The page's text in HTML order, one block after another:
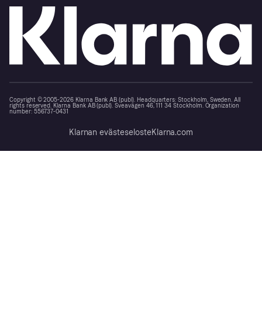
Copyright © 2005-2026 Klarna Bank AB (publ). Headquarters: Stockholm, Sweden. All
rights reserved. Klarna Bank AB (publ). Sveavägen 46, 111 34 Stockholm. Organization
number: 556737-0431
Klarnan evästeselosteKlarna.com